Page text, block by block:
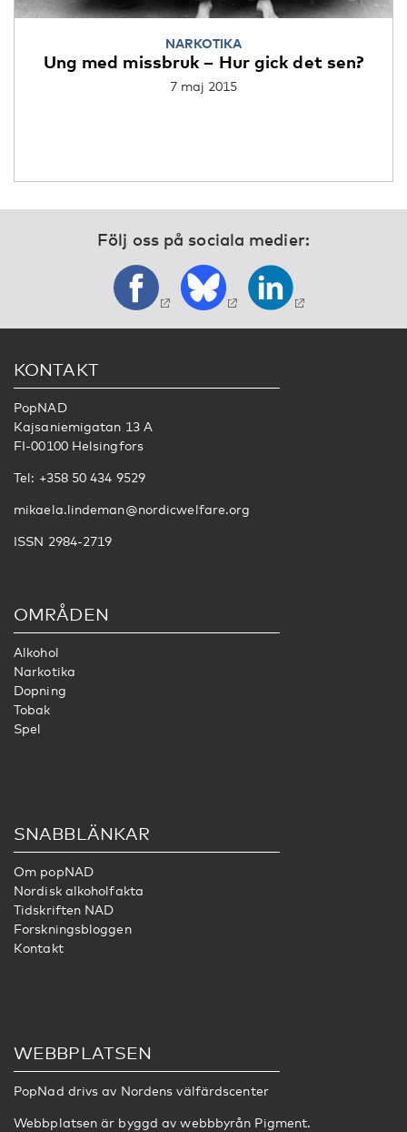
NARKOTIKA
Ung med missbruk – Hur gick det sen?
7 maj 2015
Följ oss på sociala medier:
KONTAKT
PopNAD
Kajsaniemigatan 13 A
FI-00100 Helsingfors
Tel: +358 50 434 9529
mikaela.lindeman@nordicwelfare.org
ISSN 2984-2719
OMRÅDEN
Alkohol
Narkotika
Dopning
Tobak
Spel
SNABBLÄNKAR
Om popNAD
Nordisk alkoholfakta
Tidskriften NAD
Forskningsbloggen
Kontakt
WEBBPLATSEN
PopNad drivs av Nordens välfärdscenter
Webbplatsen är byggd av webbbyrån Pigment.